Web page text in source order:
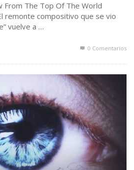
From The Top Of The World
remonte compositivo que se vio
vuelve a …
0 Comentarios